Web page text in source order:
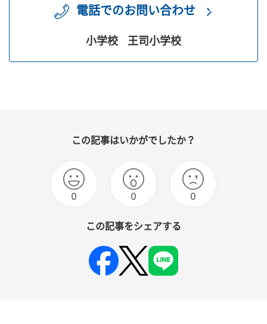
電話でのお問い合わせ
小学校 王司小学校
この記事はいかがでしたか？
0 0 0
この記事をシェアする